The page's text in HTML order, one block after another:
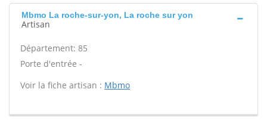
Mbmo La roche-sur-yon, La roche sur yon
Artisan
Département: 85
Porte d'entrée -
Voir la fiche artisan : Mbmo